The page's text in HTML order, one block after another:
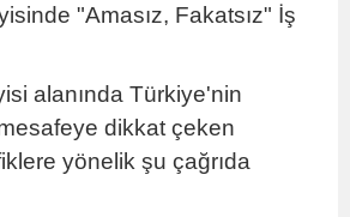
"Amasız, Fakatsız" İş
alanında Türkiye'nin
dikkat çeken
yönelik şu çağrıda